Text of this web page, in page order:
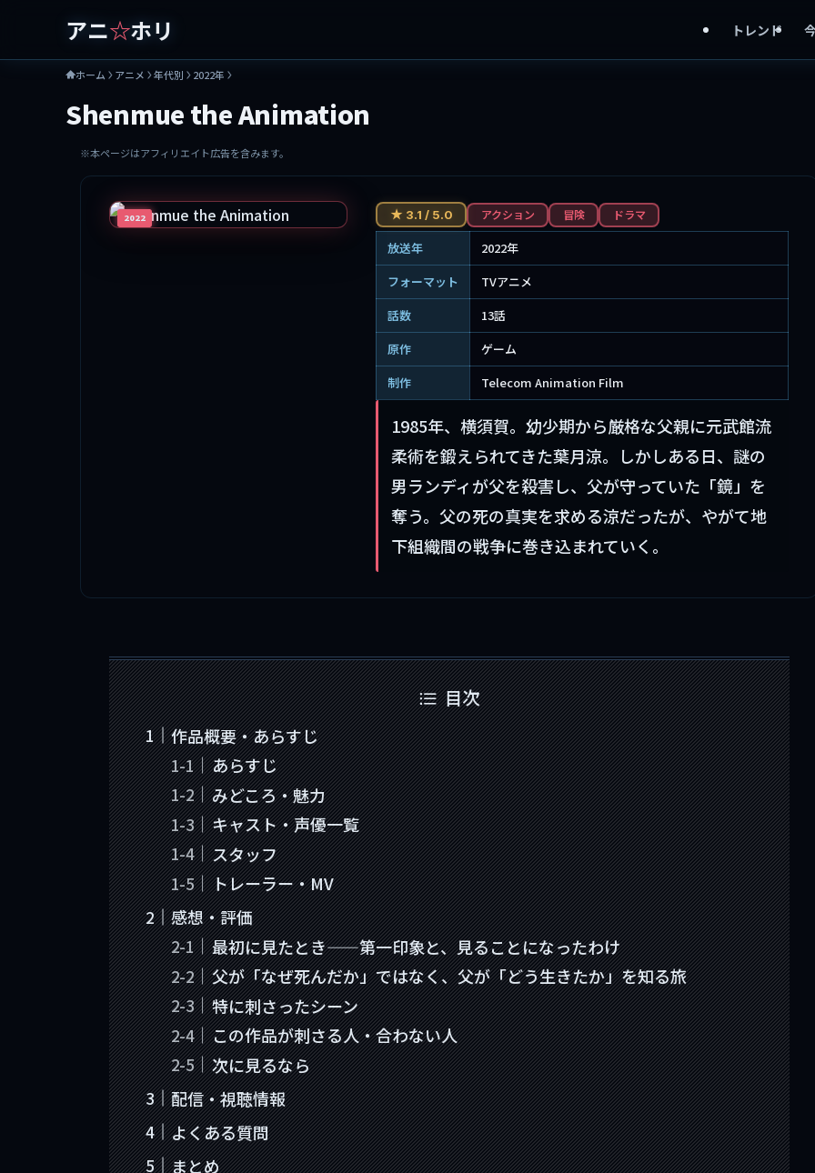
アニ☆ホリ トレンド
ホーム アニメ 年代別 2022年
Shenmue the Animation
※本ページはアフィリエイト広告を含みます。
2022 ★ 3.1 / 5.0 アクション 冒険 ドラマ
放送年
2022年
フォーマット
TVアニメ
話数
13話
原作
ゲーム
制作
Telecom Animation Film
1985年、横須賀。幼少期から厳格な父親に元武館流
柔術を鍛えられてきた葉月涼。しかしある日、謎の
男ランディが父を殺害し、父が守っていた「鏡」を
奪う。父の死の真実を求める涼だったが、やがて地
下組織間の戦争に巻き込まれていく。
目次
作品概要・あらすじ
あらすじ
みどころ・魅力
キャスト・声優一覧
スタッフ
トレーラー・MV
感想・評価
最初に見たとき——第一印象と、見ることになったわけ
父が「なぜ死んだか」ではなく、父が「どう生きたか」を知る旅
特に刺さったシーン
この作品が刺さる人・合わない人
次に見るなら
配信・視聴情報
よくある質問
まとめ